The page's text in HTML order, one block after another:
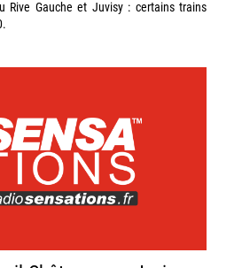
Rive Gauche et Juvisy : certains trains